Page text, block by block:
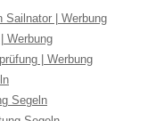
Sailnator | Werbung
Werbung
| Werbung
Segeln